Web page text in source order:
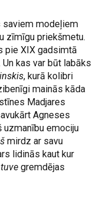
modeļiem
zīmīgu priekšmetu.
pie XIX gadsimtā
kas var būt labāks
, kurā kolibri
mainās kāda
Madjares
Agneses
uzmanību emociju
mirdz ar savu
lidinās kaut kur
gremdējas